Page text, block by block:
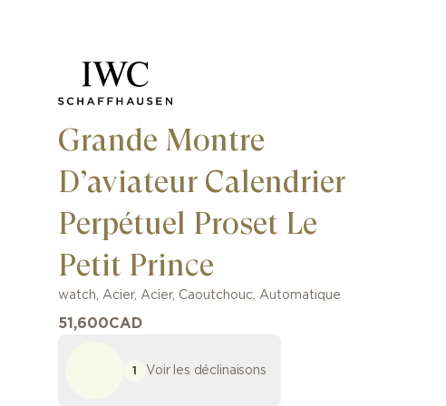
Grande Montre
D’aviateur Calendrier
Perpétuel Proset Le
Petit Prince
watch, Acier, Acier, Caoutchouc, Automatique
51,600CAD
1 Voir les déclinaisons